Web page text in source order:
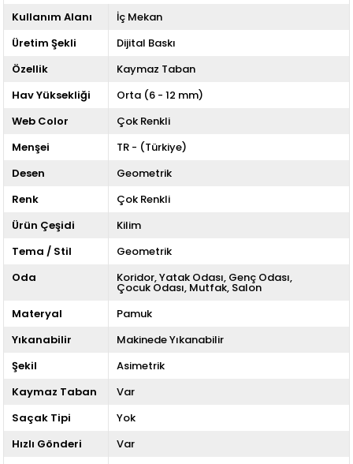
Kullanım Alanı
İç Mekan
Üretim Şekli
Dijital Baskı
Özellik
Kaymaz Taban
Hav Yüksekliği
Orta (6 - 12 mm)
Web Color
Çok Renkli
Menşei
TR - (Türkiye)
Desen
Geometrik
Renk
Çok Renkli
Ürün Çeşidi
Kilim
Tema / Stil
Geometrik
Oda
Koridor Yatak Odası Genç Odası
Çocuk Odası Mutfak Salon
Materyal
Pamuk
Yıkanabilir
Makinede Yıkanabilir
Şekil
Asimetrik
Kaymaz Taban
Var
Saçak Tipi
Yok
Hızlı Gönderi
Var